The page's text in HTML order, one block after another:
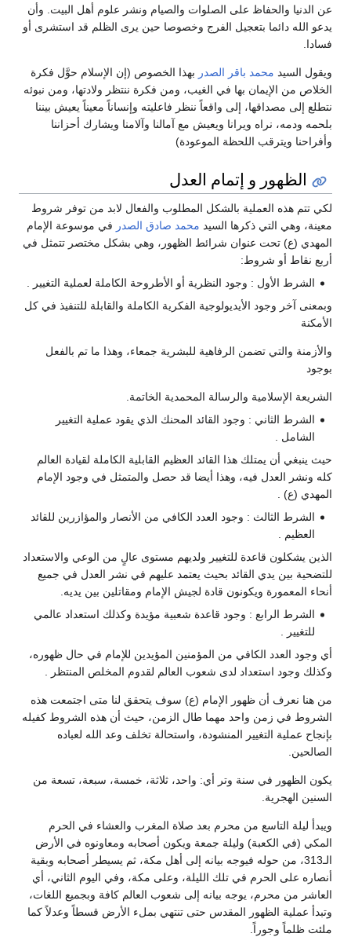
عن الدنيا والحفاظ على الصلوات والصيام ونشر علوم أهل البيت. وأن
يدعو الله دائما بتعجيل الفرج وخصوصا حين يرى الظلم قد استشرى أو
فسادا.
ويقول السيد محمد باقر الصدر بهذا الخصوص (إن الإسلام حوَّل فكرة
الخلاص من الإيمان بها في الغيب، ومن فكرة ننتظر ولادتها، ومن نبوئه
نتطلع إلى مصداقها، إلى واقعاً ننظر فاعليته وإنساناً معيناً يعيش بيننا
بلحمه ودمه، نراه ويرانا ويعيش مع آمالنا وآلامنا ويشارك أحزاننا
وأفراحنا ويترقب اللحظة الموعودة)
الظهور و إتمام العدل
لكي تتم هذه العملية بالشكل المطلوب والفعال لابد من توفر شروط
معينة، وهي التي ذكرها السيد محمد صادق الصدر في موسوعة الإمام
المهدي (ع) تحت عنوان شرائط الظهور، وهي بشكل مختصر تتمثل في
أربع نقاط أو شروط:
الشرط الأول : وجود النظرية أو الأطروحة الكاملة لعملية التغيير .
وبمعنى آخر وجود الأيديولوجية الفكرية الكاملة والقابلة للتنفيذ في كل
الأمكنة
والأزمنة والتي تضمن الرفاهية للبشرية جمعاء، وهذا ما تم بالفعل
بوجود
الشريعة الإسلامية والرسالة المحمدية الخاتمة.
الشرط الثاني : وجود القائد المحنك الذي يقود عملية التغيير
الشامل .
حيث ينبغي أن يمتلك هذا القائد العظيم القابلية الكاملة لقيادة العالم
كله ونشر العدل فيه، وهذا أيضا قد حصل والمتمثل في وجود الإمام
المهدي (ع) .
الشرط الثالث : وجود العدد الكافي من الأنصار والمؤازرين للقائد
العظيم .
الذين يشكلون قاعدة للتغيير ولديهم مستوى عالٍ من الوعي والاستعداد
للتضحية بين يدي القائد بحيث يعتمد عليهم في نشر العدل في جميع
أنحاء المعمورة ويكونون قادة لجيش الإمام ومقاتلين بين يديه.
الشرط الرابع : وجود قاعدة شعبية مؤيدة وكذلك استعداد عالمي
للتغيير .
أي وجود العدد الكافي من المؤمنين المؤيدين للإمام في حال ظهوره،
وكذلك وجود استعداد لدى شعوب العالم لقدوم المخلص المنتظر .
من هنا نعرف أن ظهور الإمام (ع) سوف يتحقق لنا متى اجتمعت هذه
الشروط في زمن واحد مهما طال الزمن، حيث أن هذه الشروط كفيله
بإنجاح عملية التغيير المنشودة، واستحالة تخلف وعد الله لعباده
الصالحين.
يكون الظهور في سنة وتر أي: واحد، ثلاثة، خمسة، سبعة، تسعة من
السنين الهجرية.
ويبدأ ليلة التاسع من محرم بعد صلاة المغرب والعشاء في الحرم
المكي (في الكعبة) وليلة جمعة ويكون أصحابه ومعاونوه في الأرض
الـ313، من حوله فيوجه بيانه إلى أهل مكة، ثم يسيطر أصحابه وبقية
أنصاره على الحرم في تلك الليلة، وعلى مكة، وفي اليوم الثاني، أي
العاشر من محرم، يوجه بيانه إلى شعوب العالم كافة وبجميع اللغات،
وتبدأ عملية الظهور المقدس حتى تنتهي بملء الأرض قسطاً وعدلاً كما
ملئت ظلماً وجوراً.